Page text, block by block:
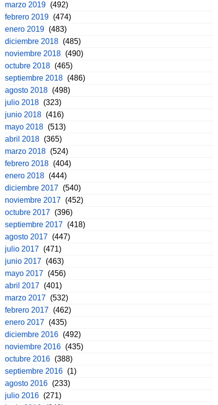
marzo 2019 (492)
febrero 2019 (474)
enero 2019 (483)
diciembre 2018 (485)
noviembre 2018 (490)
octubre 2018 (465)
septiembre 2018 (486)
agosto 2018 (498)
julio 2018 (323)
junio 2018 (416)
mayo 2018 (513)
abril 2018 (365)
marzo 2018 (524)
febrero 2018 (404)
enero 2018 (444)
diciembre 2017 (540)
noviembre 2017 (452)
octubre 2017 (396)
septiembre 2017 (418)
agosto 2017 (447)
julio 2017 (471)
junio 2017 (463)
mayo 2017 (456)
abril 2017 (401)
marzo 2017 (532)
febrero 2017 (462)
enero 2017 (435)
diciembre 2016 (492)
noviembre 2016 (435)
octubre 2016 (388)
septiembre 2016 (1)
agosto 2016 (233)
julio 2016 (271)